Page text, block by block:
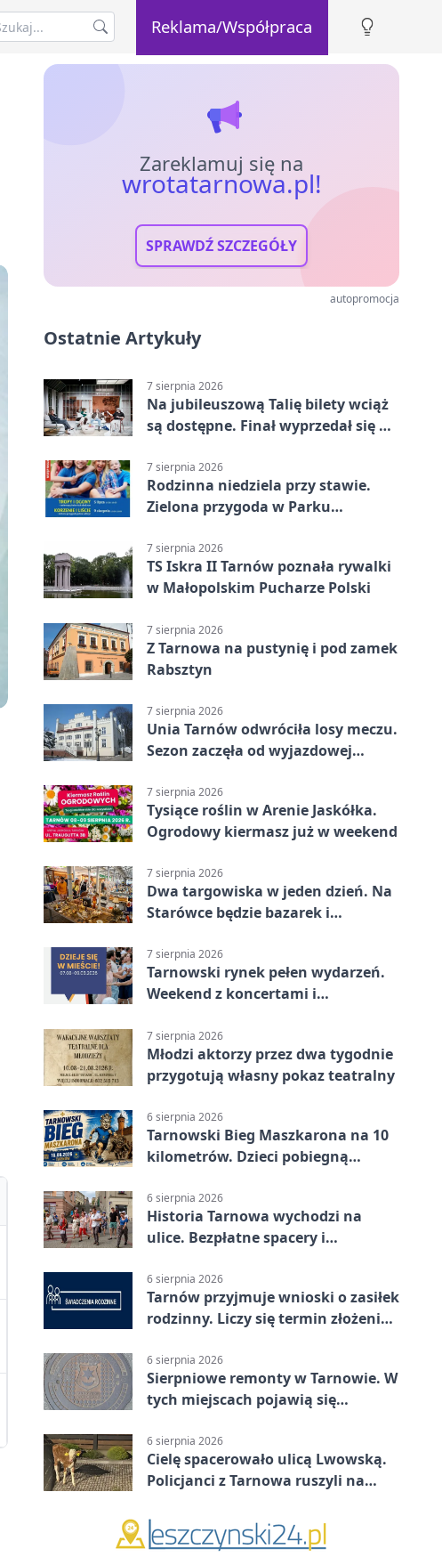
Reklama/Współpraca
Zareklamuj się na
wrotatarnowa.pl!
SPRAWDŹ SZCZEGÓŁY
autopromocja
Ostatnie Artykuły
7 sierpnia 2026
Na jubileuszową Talię bilety wciąż
są dostępne. Finał wyprzedał się w
7 sierpnia 2026
Rodzinna niedziela przy stawie.
Zielona przygoda w Parku
7 sierpnia 2026
TS Iskra II Tarnów poznała rywalki
w Małopolskim Pucharze Polski
7 sierpnia 2026
Z Tarnowa na pustynię i pod zamek
Rabsztyn
7 sierpnia 2026
Unia Tarnów odwróciła losy meczu.
Sezon zaczęła od wyjazdowej
7 sierpnia 2026
Tysiące roślin w Arenie Jaskółka.
Ogrodowy kiermasz już w weekend
7 sierpnia 2026
Dwa targowiska w jeden dzień. Na
Starówce będzie bazarek i
7 sierpnia 2026
Tarnowski rynek pełen wydarzeń.
Weekend z koncertami i
7 sierpnia 2026
Młodzi aktorzy przez dwa tygodnie
przygotują własny pokaz teatralny
6 sierpnia 2026
Tarnowski Bieg Maszkarona na 10
kilometrów. Dzieci pobiegną
6 sierpnia 2026
Historia Tarnowa wychodzi na
ulice. Bezpłatne spacery i
6 sierpnia 2026
Tarnów przyjmuje wnioski o zasiłek
rodzinny. Liczy się termin złożenia
6 sierpnia 2026
Sierpniowe remonty w Tarnowie. W
tych miejscach pojawią się
6 sierpnia 2026
Cielę spacerowało ulicą Lwowską.
Policjanci z Tarnowa ruszyli na